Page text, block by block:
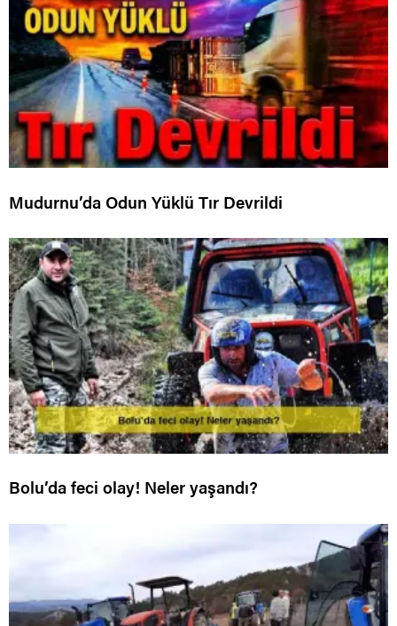
Mudurnu’da Odun Yüklü Tır Devrildi
Bolu’da feci olay! Neler yaşandı?